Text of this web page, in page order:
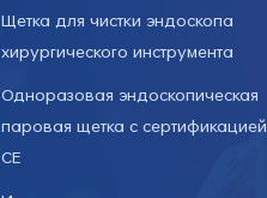
Щетка для чистки эндоскопа
хирургического инструмента
Одноразовая эндоскопическая
паровая щетка с сертификацией
CE